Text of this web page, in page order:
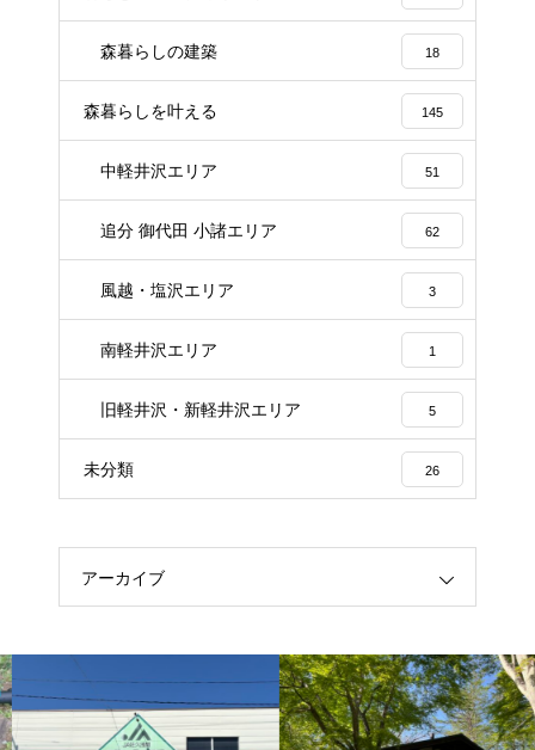
森暮らしの建築 18
森暮らしを叶える 145
中軽井沢エリア 51
追分 御代田 小諸エリア 62
風越・塩沢エリア 3
南軽井沢エリア 1
旧軽井沢・新軽井沢エリア 5
未分類 26
アーカイブ